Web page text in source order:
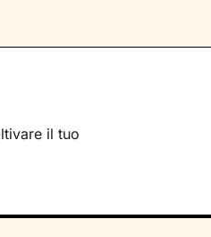
il tuo